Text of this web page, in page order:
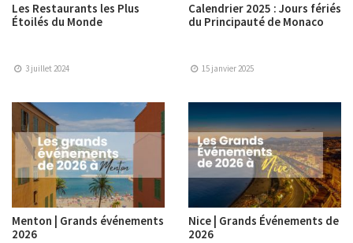
Les Restaurants les Plus
Étoilés du Monde
3 juillet 2024
Calendrier 2025 : Jours fériés
du Principauté de Monaco
15 janvier 2025
Menton | Grands événements
2026
Nice | Grands Événements de
2026